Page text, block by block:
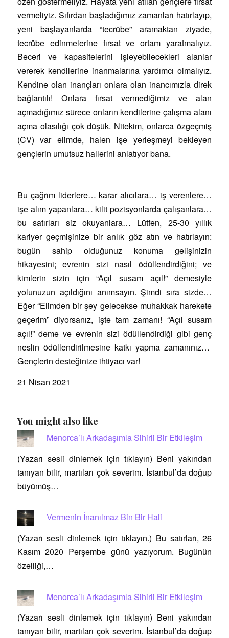
vermeliyiz. Sıfırdan başladığımız zamanları hatırlayıp,
yeni başlayanlarda “tecrübe” aramaktan ziyade,
tecrübe edinmelerine fırsat ve ortam yaratmalıyız.
Beceri ve kapasitelerini işleyebilecekleri alanlar
vererek kendilerine inanmalarına yardımcı olmalıyız.
Kendine olan inançları onlara olan inancımızla direk
bağlantılı! Onlara fırsat vermediğimiz ve alan
açmadığımız sürece onların kendilerine çalışma alanı
açma olasılığı çok düşük. Nitekim, onlarca özgeçmiş
(CV) var elimde, halen işe yerleşmeyi bekleyen
gençlerin umutsuz hallerini anlatıyor bana.
Bu çağrım liderlere… karar alıcılara… iş verenlere…
işe alım yapanlara… kilit pozisyonlarda çalışanlara…
bu satırları siz okuyanlara… Lütfen, 25-30 yıllık
kariyer geçmişinize bir anlık göz atın ve hatırlayın:
bugün sahip olduğunuz konuma gelişinizin
hikayesini; evrenin sizi nasıl ödüllendirdiğini; ve
kimlerin sizin için “Açıl susam açıl!” demesiyle
yolunuzun açıldığını anımsayın. Şimdi sıra sizde…
Eğer “Elimden bir şey gelecekse muhakkak harekete
geçerim” diyorsanız, işte tam zamanı! “Açıl susam
açıl!” deme ve evrenin sizi ödüllendirdiği gibi genç
neslin ödüllendirilmesine katkı yapma zamanınız…
Gençlerin desteğinize ihtiyacı var!
21 Nisan 2021
You might also like
Menorca’lı Arkadaşımla Sihirli Bir Etkileşim
(Yazarı sesli dinlemek için tıklayın) Beni yakından
tanıyan bilir, martıları çok severim. İstanbul’da doğup
büyümüş…
Vermenin İnanılmaz Bin Bir Hali
(Yazarı sesli dinlemek için tıklayın.) Bu satırları, 26
Kasım 2020 Perşembe günü yazıyorum. Bugünün
özelliği,…
Menorca’lı Arkadaşımla Sihirli Bir Etkileşim
(Yazarı sesli dinlemek için tıklayın) Beni yakından
tanıyan bilir, martıları çok severim. İstanbul’da doğup